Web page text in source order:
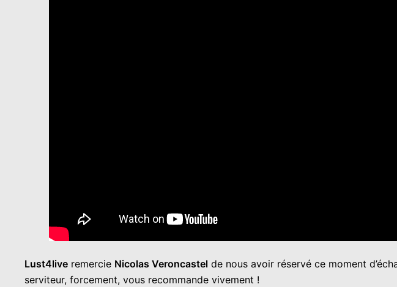
Lust4live remercie Nicolas Veroncastel de nous avoir réservé ce moment
serviteur, forcement, vous recommande vivement !